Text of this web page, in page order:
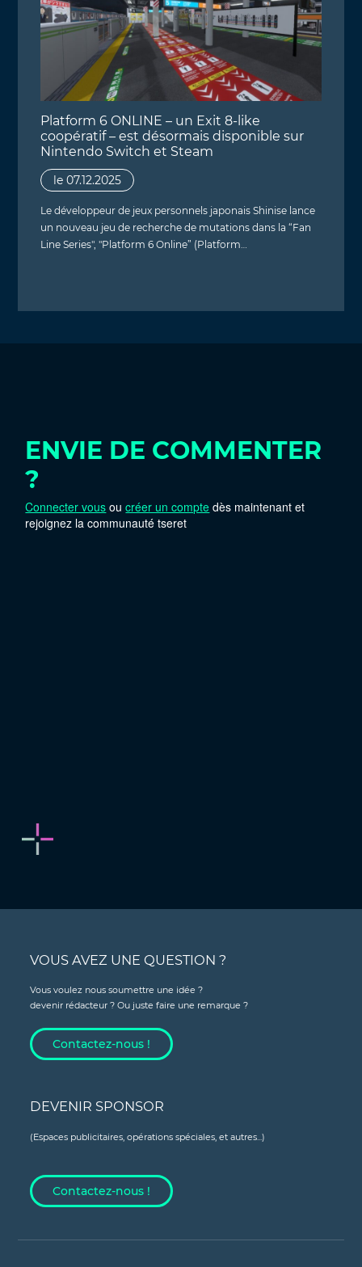
Platform 6 ONLINE – un Exit 8-like
coopératif – est désormais disponible sur
Nintendo Switch et Steam
le 07.12.2025
Le développeur de jeux personnels japonais Shinise lance
un nouveau jeu de recherche de mutations dans la “Fan
Line Series", "Platform 6 Online” (Platform…
ENVIE DE COMMENTER
?
Connecter vous oucréer un compte dès maintenant et
rejoignez la communauté tseret
VOUS AVEZ UNE QUESTION ?
Vous voulez nous soumettre une idée ?
devenir rédacteur ? Ou juste faire une remarque ?
Contactez-nous !
DEVENIR SPONSOR
(Espaces publicitaires, opérations spéciales, et autres...)
Contactez-nous !